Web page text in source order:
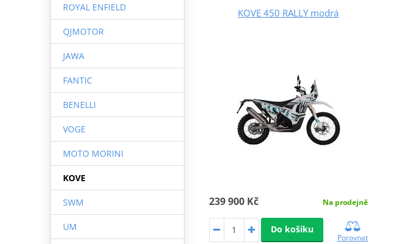
ROYAL ENFIELD
QJMOTOR
JAWA
FANTIC
BENELLI
VOGE
MOTO MORINI
KOVE
SWM
UM
KOVE 450 RALLY modrá
239 900 Kč Na prodejně
Do košíku
Porovnat